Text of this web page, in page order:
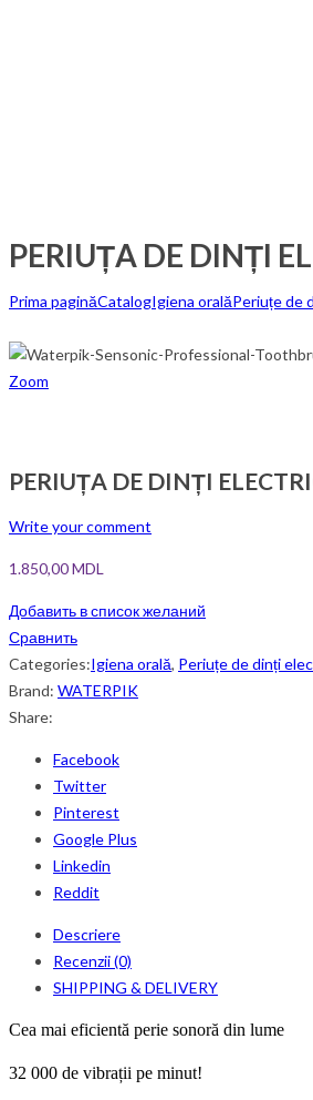
PERIUȚA DE DINȚI
Prima paginăCatalogIgiena oralăPeriuțe de
Zoom
PERIUȚA DE DINȚI
Write your comment
1.850,00MDL
Добавить в список желаний
Сравнить
Categories:Igiena orală, Periuțe de dinți
Brand: WATERPIK
Share:
Facebook
Twitter
Pinterest
Google Plus
Linkedin
Reddit
Descriere
Recenzii (0)
SHIPPING & DELIVERY
Cea mai eficientă perie sonoră din lume
32 000 de vibrații pe minut!